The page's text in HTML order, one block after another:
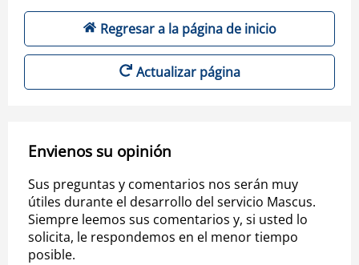
Regresar a la página de inicio
Actualizar página
Envienos su opinión
Sus preguntas y comentarios nos serán muy
útiles durante el desarrollo del servicio Mascus.
Siempre leemos sus comentarios y, si usted lo
solicita, le respondemos en el menor tiempo
posible.